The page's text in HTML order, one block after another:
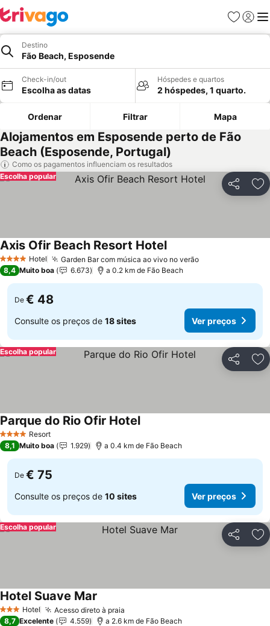
Favoritos
Iniciar
Destino
Fão Beach, Esposende
Check-in/out
Escolha as datas
Hóspedes e quartos
2 hóspedes, 1 quarto.
Ordenar Filtrar Mapa
Alojamentos em Esposende perto de Fão
Beach (Esposende, Portugal)
Como os pagamentos influenciam os resultados
Partilhar
Escolha popular
4 EstrelasHotel Garden Bar com música ao vivo no verão
Axis Ofir Beach Resort Hotel
8,4 Muito boa 6.673 a 0.2 km de Fão Beach
De € 48
Consulte os preços de 18 sites Ver preços
Partilhar
Escolha popular
4 EstrelasResort
Parque do Rio Ofir Hotel
8,1 Muito boa 1.929 a 0.4 km de Fão Beach
De € 75
Consulte os preços de 10 sites Ver preços
Partilhar
Escolha popular
3 EstrelasHotel Acesso direto à praia
Hotel Suave Mar
8,7 Excelente 4.559 a 2.6 km de Fão Beach